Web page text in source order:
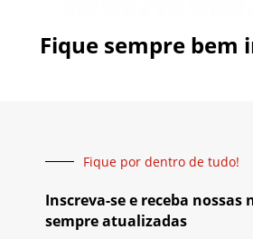
Fique sempre bem
Fique por dentro de tudo!
Inscreva-se e receba nossas
sempre atualizadas